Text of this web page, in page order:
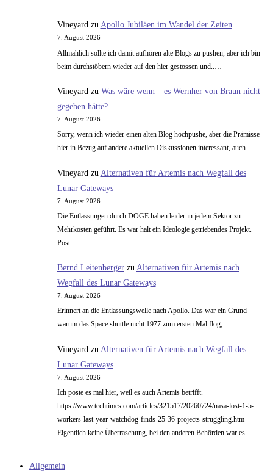
Vineyardzu Apollo Jubiläen im Wandel der Zeiten
7. August 2026
Allmählich sollte ich damit aufhören alte Blogs zu pushen, aber ich bin
beim durchstöbern wieder auf den hier gestossen und..…
Vineyard zu Was wäre wenn – es Wernher von Braun nicht
gegeben hätte?
7. August 2026
Sorry, wenn ich wieder einen alten Blog hochpushe, aber die Prämisse
hier in Bezug auf andere aktuellen Diskussionen interessant, auch…
Vineyard zu Alternativen für Artemis nach Wegfall des
Lunar Gateways
7. August 2026
Die Entlassungen durch DOGE haben leider in jedem Sektor zu
Mehrkosten geführt. Es war halt ein Ideologie getriebendes Projekt.
Post…
Bernd Leitenbergerzu Alternativen für Artemis nach
Wegfall des Lunar Gateways
7. August 2026
Erinnert an die Entlassungswelle nach Apollo. Das war ein Grund
warum das Space shuttle nicht 1977 zum ersten Mal flog,…
Vineyard zu Alternativen für Artemis nach Wegfall des
Lunar Gateways
7. August 2026
Ich poste es mal hier, weil es auch Artemis betrifft.
https://www.techtimes.com/articles/321517/20260724/nasa-lost-1-5-
workers-last-year-watchdog-finds-25-36-projects-struggling.htm
Eigentlich keine Überraschung, bei den anderen Behörden war es…
Allgemein